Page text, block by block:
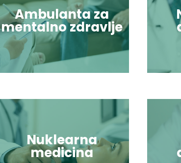
Ambulanta za
mentalno zdravlje
Nuklearna
medicina